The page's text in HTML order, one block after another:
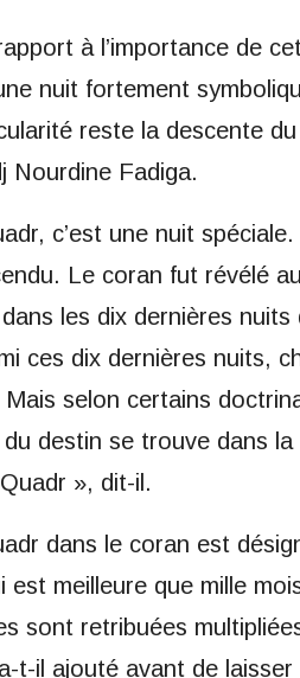
à l’importance de
nuit fortement
reste la descente
Nourdine Fadiga.
c’est une nuit
Le coran fut révélé
les dix dernières nuits
ces dix dernières nuits,
selon certains
destin se trouve dans
», dit-il.
dans le coran est
est meilleure que mille
sont retribuées
t-il ajouté avant de laisser